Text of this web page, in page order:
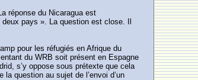
réponse du Nicaragua est
pays ». La question est close. Il
pour les réfugiés en Afrique du
du WRB soit présent en Espagne
s’y oppose sous prétexte que cela
question au sujet de l’envoi d’un